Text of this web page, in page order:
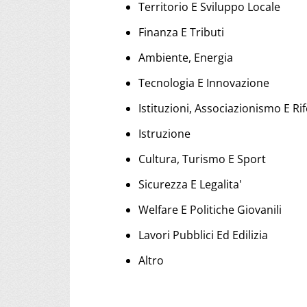
Territorio E Sviluppo Locale
Finanza E Tributi
Ambiente, Energia
Tecnologia E Innovazione
Istituzioni, Associazionismo E
Istruzione
Cultura, Turismo E Sport
Sicurezza E Legalita'
Welfare E Politiche Giovanili
Lavori Pubblici Ed Edilizia
Altro